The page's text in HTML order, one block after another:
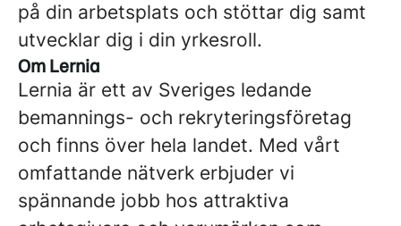
på din arbetsplats och stöttar dig samt
utvecklar dig i din yrkesroll.
Om Lernia
Lernia är ett av Sveriges ledande
bemannings- och rekryteringsföretag
och finns över hela landet. Med vårt
omfattande nätverk erbjuder vi
spännande jobb hos attraktiva